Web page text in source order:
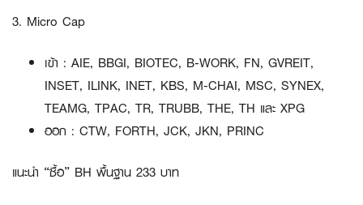
3. Micro Cap
เข้า : AIE, BBGI, BIOTEC, B-WORK, FN, GVREIT,
INSET, ILINK, INET, KBS, M-CHAI, MSC, SYNEX,
TEAMG, TPAC, TR, TRUBB, THE, TH และ XPG
ออก : CTW, FORTH, JCK, JKN, PRINC
แนะนำ “ซื้อ” BH พื้นฐาน 233 บาท